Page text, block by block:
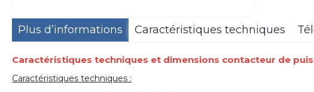
Plus d’informations Caractéristiques techniques
Caractéristiques techniques et dimensions contacteur de
Caractéristiques techniques :